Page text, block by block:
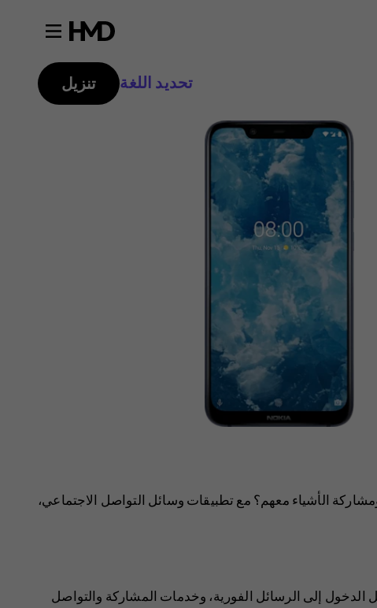
تحديد اللغة تنزيل
الأشياء معهم؟ مع تطبيقات وسائل التواصل الاجتماعي،
إلى الرسائل الفورية، وخدمات المشاركة والتواصل